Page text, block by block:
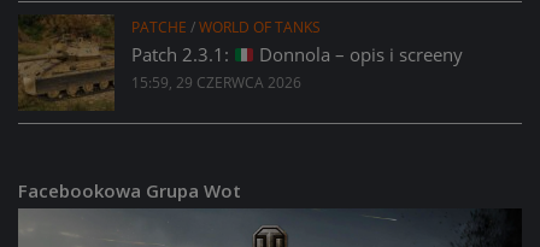
PATCHE /WORLD OF TANKS
Patch 2.3.1: Donnola – opis i screeny
15:59, 29 CZERWCA 2026
Facebookowa Grupa Wot